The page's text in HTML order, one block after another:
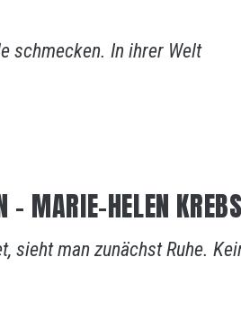
schmecken. In ihrer Welt
– MARIE-HELEN KREBS
sieht man zunächst Ruhe.